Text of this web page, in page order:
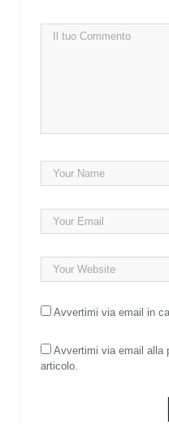
Avvertimi via email in
Avvertimi via email alla
articolo.